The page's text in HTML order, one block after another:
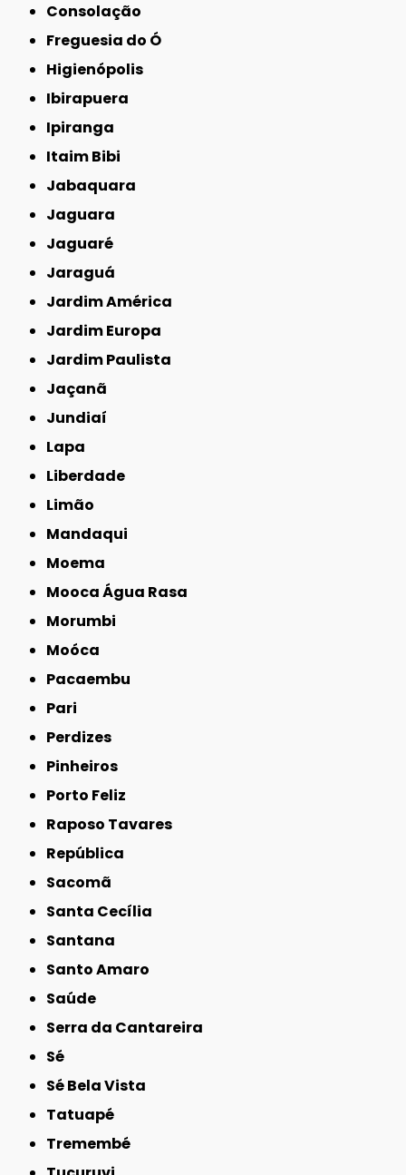
Consolação
Freguesia do Ó
Higienópolis
Ibirapuera
Ipiranga
Itaim Bibi
Jabaquara
Jaguara
Jaguaré
Jaraguá
Jardim América
Jardim Europa
Jardim Paulista
Jaçanã
Jundiaí
Lapa
Liberdade
Limão
Mandaqui
Moema
Mooca Água Rasa
Morumbi
Moóca
Pacaembu
Pari
Perdizes
Pinheiros
Porto Feliz
Raposo Tavares
República
Sacomã
Santa Cecília
Santana
Santo Amaro
Saúde
Serra da Cantareira
Sé
Sé Bela Vista
Tatuapé
Tremembé